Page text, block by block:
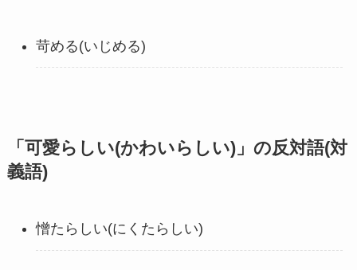
苛める(いじめる)
「可愛らしい(かわいらしい)」の反対語(対
義語)
憎たらしい(にくたらしい)